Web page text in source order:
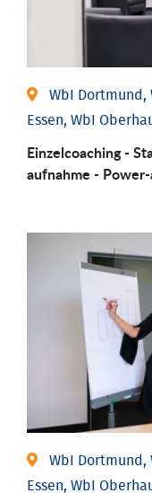
WbI Dortmund,
Essen, WbI
Einzel­coaching -
aufnahme -
WbI Dortmund,
Essen, WbI